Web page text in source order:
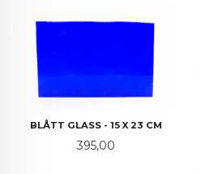
BLÅTT GLASS - 15 X 23 CM
Pris
395,00